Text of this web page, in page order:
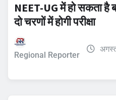
NEET-UG में हो सकता है
दो चरणों में होगी परीक्षा
Regional Reporter